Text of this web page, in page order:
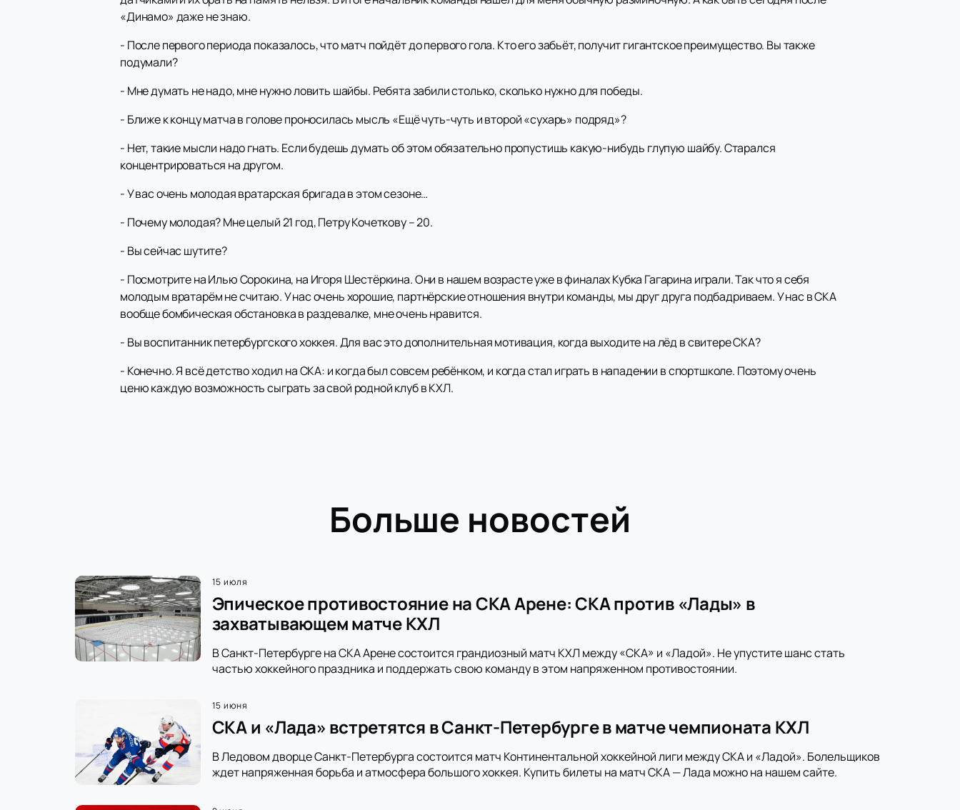
«Динамо» даже не знаю.
- После первого периода показалось, что матч пойдёт до первого гола. Кто его забьёт, получит гигантское преимущество. Вы также
подумали?
- Мне думать не надо, мне нужно ловить шайбы. Ребята забили столько, сколько нужно для победы.
- Ближе к концу матча в голове проносилась мысль «Ещё чуть-чуть и второй «сухарь» подряд»?
- Нет, такие мысли надо гнать. Если будешь думать об этом обязательно пропустишь какую-нибудь глупую шайбу. Старался
концентрироваться на другом.
- У вас очень молодая вратарская бригада в этом сезоне…
- Почему молодая? Мне целый 21 год, Петру Кочеткову – 20.
- Вы сейчас шутите?
- Посмотрите на Илью Сорокина, на Игоря Шестёркина. Они в нашем возрасте уже в финалах Кубка Гагарина играли. Так что я себя
молодым вратарём не считаю. У нас очень хорошие, партнёрские отношения внутри команды, мы друг друга подбадриваем. У нас в СКА
вообще бомбическая обстановка в раздевалке, мне очень нравится.
- Вы воспитанник петербургского хоккея. Для вас это дополнительная мотивация, когда выходите на лёд в свитере СКА?
- Конечно. Я всё детство ходил на СКА: и когда был совсем ребёнком, и когда стал играть в нападении в спортшколе. Поэтому очень
ценю каждую возможность сыграть за свой родной клуб в КХЛ.
Больше новостей
15 июля
Эпическое противостояние на СКА Арене: СКА против «Лады» в
захватывающем матче КХЛ
В Санкт-Петербурге на СКА Арене состоится грандиозный матч КХЛ между «СКА» и «Ладой». Не упустите шанс стать
частью хоккейного праздника и поддержать свою команду в этом напряженном противостоянии.
15 июня
СКА и «Лада» встретятся в Санкт-Петербурге в матче чемпионата КХЛ
В Ледовом дворце Санкт-Петербурга состоится матч Континентальной хоккейной лиги между СКА и «Ладой». Болельщиков
ждет напряженная борьба и атмосфера большого хоккея. Купить билеты на матч СКА — Лада можно на нашем сайте.